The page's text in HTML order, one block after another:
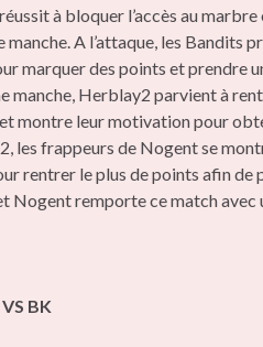
à bloquer l’accès au marbre
manche. A l’attaque, les Bandits
marquer des points et prendre
manche, Herblay2 parvient à
montre leur motivation pour
les frappeurs de Nogent se
rentrer le plus de points afin de
Nogent remporte ce match avec
BK